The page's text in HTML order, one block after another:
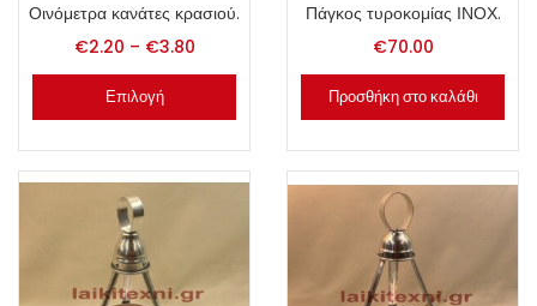
Οινόμετρα κανάτες κρασιού.
€2.20 – €3.80
Επιλογή
Πάγκος τυροκομίας ΙΝΟΧ.
€70.00
Προσθήκη στο καλάθι